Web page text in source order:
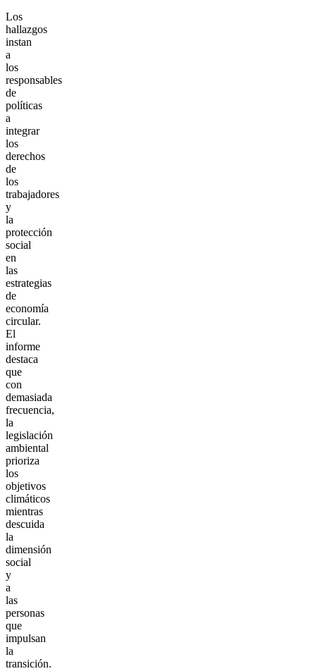
Los
hallazgos
instan
a
los
responsables
de
políticas
a
integrar
los
derechos
de
los
trabajadores
y
la
protección
social
en
las
estrategias
de
economía
circular.
El
informe
destaca
que
con
demasiada
frecuencia,
la
legislación
ambiental
prioriza
los
objetivos
climáticos
mientras
descuida
la
dimensión
social
y
a
las
personas
que
impulsan
la
transición.